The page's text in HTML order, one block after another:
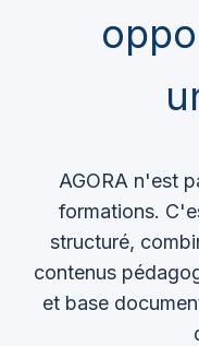
AGORA n'est
formations.
structuré,
contenus
et base